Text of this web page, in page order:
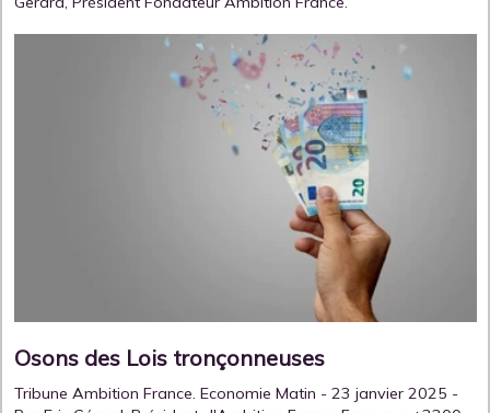
Osons des Lois tronçonneuses
Tribune Ambition France. Economie Matin - 23 janvier 2025 -